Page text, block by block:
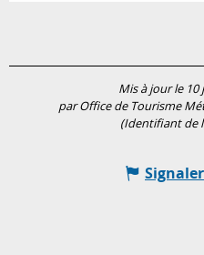
Mis à jour le 10
par Office de Tourisme
(Identifiant de